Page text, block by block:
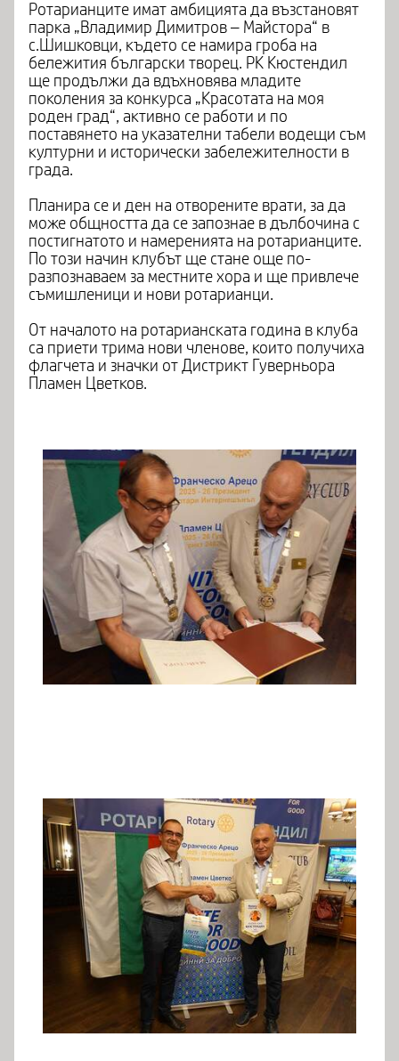
Ротарианците имат амбицията да възстановят
парка „Владимир Димитров – Майстора“ в
с.Шишковци, където се намира гроба на
бележития български творец. РК Кюстендил
ще продължи да вдъхновява младите
поколения за конкурса „Красотата на моя
роден град“, активно се работи и по
поставянето на указателни табели водещи съм
културни и исторически забележителности в
града.
Планира се и ден на отворените врати, за да
може общността да се запознае в дълбочина с
постигнатото и намеренията на ротарианците.
По този начин клубът ще стане още по-
разпознаваем за местните хора и ще привлече
съмишленици и нови ротарианци.
От началото на ротарианската година в клуба
са приети трима нови членове, които получиха
флагчета и значки от Дистрикт Гуверньора
Пламен Цветков.